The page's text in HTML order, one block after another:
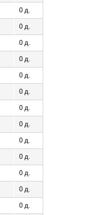
0 д.
0 д.
0 д.
0 д.
0 д.
0 д.
0 д.
0 д.
0 д.
0 д.
0 д.
0 д.
0 д.